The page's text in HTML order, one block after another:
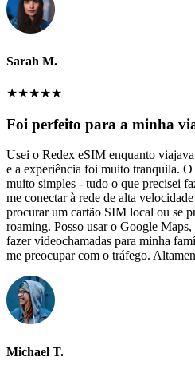
Sarah M.
★★★★★
Foi perfeito para a minha
Usei o Redex eSIM enquanto
e a experiência foi muito tranquila.
muito simples - tudo o que precisei
me conectar à rede de alta
procurar um cartão SIM local ou se
roaming. Posso usar o Google
fazer videochamadas para minha
me preocupar com o tráfego.
Michael T.